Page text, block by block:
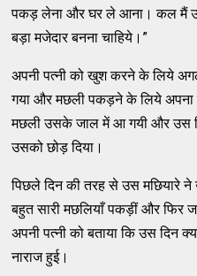
पकड़ लेना और घर ले आना। कल मैं
बड़ा मजेदार बनना चाहिये।”
अपनी पत्नी को खुश करने के लिये
गया और मछली पकड़ने के लिये अपना
मछली उसके जाल में आ गयी और उस
उसको छोड़ दिया।
पिछले दिन की तरह से उस मछियारे
बहुत सारी मछलियाँ पकड़ीं और फिर
अपनी पत्नी को बताया कि उस दिन
नाराज हुई।